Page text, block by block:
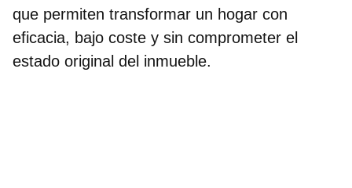
que permiten transformar un hogar con
eficacia, bajo coste y sin comprometer el
estado original del inmueble.